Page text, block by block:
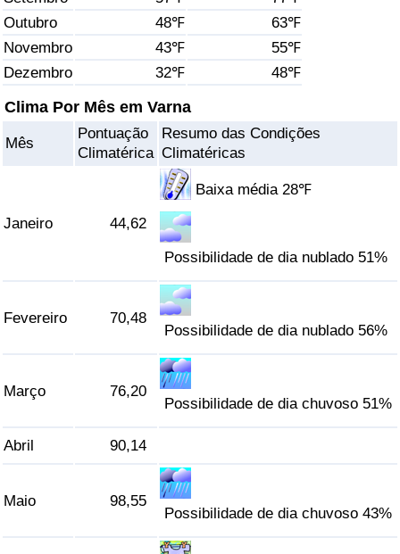
Outubro
48℉
63℉
Novembro
43℉
55℉
Dezembro
32℉ 48℉
Clima Por Mês em Varna
Mês
Pontuação
Climatérica
Resumo das Condições
Climatéricas
Janeiro 44,62
Baixa média 28℉
Possibilidade de dia nublado 51%
Fevereiro 70,48
Possibilidade de dia nublado 56%
Março 76,20
Possibilidade de dia chuvoso 51%
Abril 90,14
Maio 98,55
Possibilidade de dia chuvoso 43%
Saúde
Indicador de Saúde (Atual)
Indicador de Saúde por País
Poluição
Indicador de Poluição (Atual)
Trânsito
Indicador de Trânsito
Indicador de Trânsito (Atual)